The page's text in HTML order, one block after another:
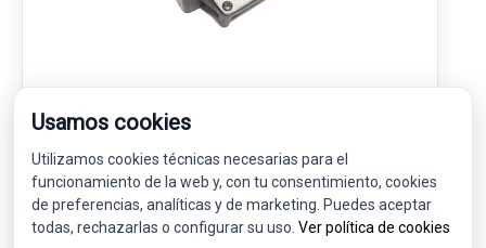
57,00 €
54,15 € sin IVA.
65,52 € (IVA incl.)
Usamos cookies
Utilizamos cookies técnicas necesarias para el
funcionamiento de la web y, con tu consentimiento, cookies
de preferencias, analíticas y de marketing. Puedes aceptar
todas, rechazarlas o configurar su uso. Ver política de cookies